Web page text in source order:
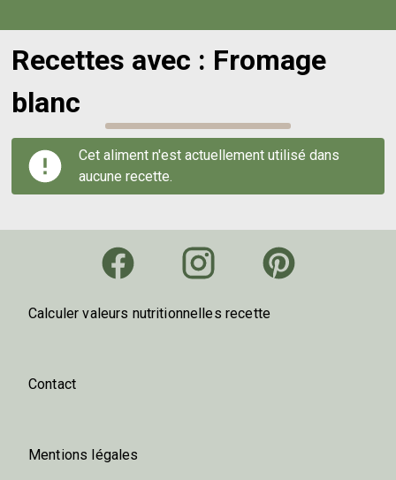
Recettes avec : Fromage
blanc
Cet aliment n'est actuellement utilisé dans
aucune recette.
Calculer valeurs nutritionnelles recette
Contact
Mentions légales